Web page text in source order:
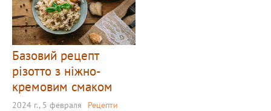
Базовий рецепт
різотто з ніжно-
кремовим смаком
2024 г., 5 февраля Рецепти